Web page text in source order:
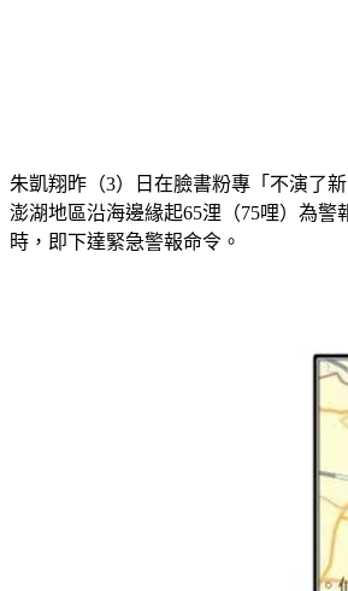
朱凱翔昨（3）日在臉書粉專「不演了
澎湖地區沿海邊緣起65浬（75哩）為
時，即下達緊急警報命令。